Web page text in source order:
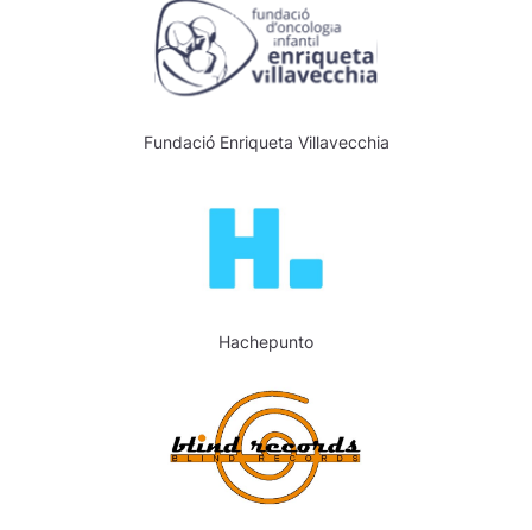
Fundació Enriqueta Villavecchia
Hachepunto